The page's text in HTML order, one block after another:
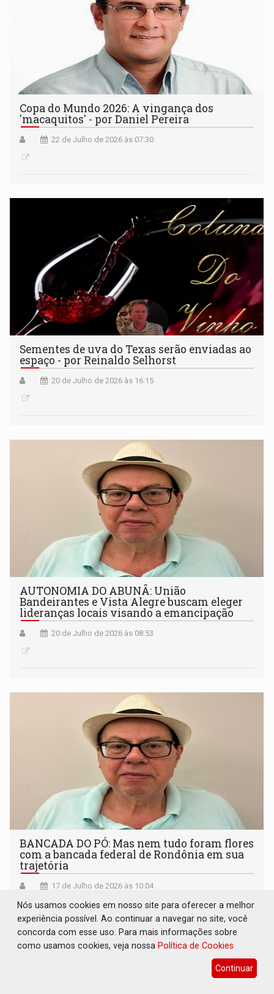
Copa do Mundo 2026: A vingança dos
'macaquitos' - por Daniel Pereira
22 de Julho de 2026 às 07:30
Sementes de uva do Texas serão enviadas ao
espaço - por Reinaldo Selhorst
20 de Julho de 2026 às 16:15
AUTONOMIA DO ABUNÃ: União
Bandeirantes e Vista Alegre buscam eleger
lideranças locais visando a emancipação
20 de Julho de 2026 às 08:53
BANCADA DO PÓ: Mas nem tudo foram flores
com a bancada federal de Rondônia em sua
trajetória
17 de Julho de 2026 às 10:04
Nós usamos cookies em nosso site para oferecer a melhor
experiência possível. Ao continuar a navegar no site, você
concorda com esse uso. Para mais informações sobre
como usamos cookies, veja nossa Política de Cookies
Continuar